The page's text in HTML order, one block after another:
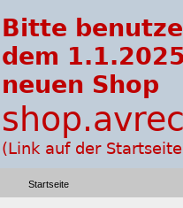
Startseite